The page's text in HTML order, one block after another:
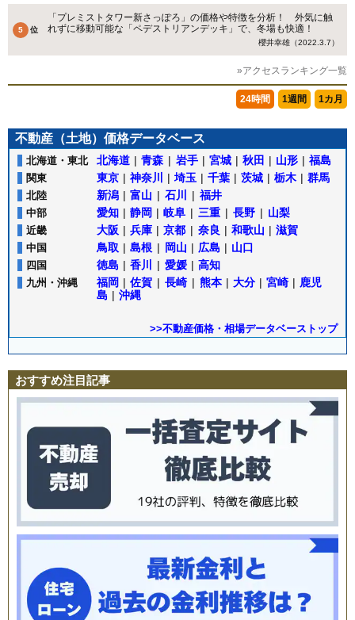
「プレミストタワー新さっぽろ」の価格や特徴を分析！ 外気に触
れずに移動可能な「ペデストリアンデッキ」で、冬場も快適！
櫻井幸雄（2022.3.7）
»アクセスランキング一覧
24時間 1週間 1カ月
不動産（土地）価格データベース
北海道・東北 北海道 | 青森 | 岩手 | 宮城 | 秋田 | 山形 | 福島
関東 東京 | 神奈川 | 埼玉 | 千葉 | 茨城 | 栃木 | 群馬
北陸 新潟 | 富山 | 石川 | 福井
中部 愛知 | 静岡 | 岐阜 | 三重 | 長野 | 山梨
近畿 大阪 | 兵庫 | 京都 | 奈良 | 和歌山 | 滋賀
中国 鳥取 | 島根 | 岡山 | 広島 | 山口
四国 徳島 | 香川 | 愛媛 | 高知
九州・沖縄 福岡 | 佐賀 | 長崎 | 熊本 | 大分 | 宮崎 | 鹿児
島 | 沖縄
>>不動産価格・相場データベーストップ
おすすめ注目記事